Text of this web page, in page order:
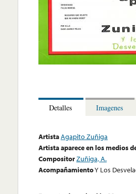
Detalles Imagenes
ArtistaAgapito Zuñiga
Artista aparece en los medios
CompositorZuñiga, A.
AcompañamientoY Los